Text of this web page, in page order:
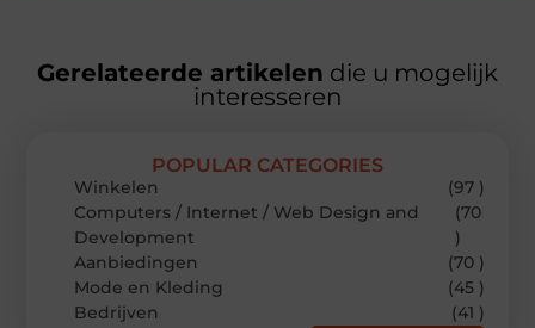
Gerelateerde artikelen die u mogelijk
interesseren
POPULAR CATEGORIES
Winkelen
(97 )
Computers / Internet / Web Design and
Development
(70
)
Aanbiedingen
(70 )
Mode en Kleding
(45 )
Bedrijven
(41 )